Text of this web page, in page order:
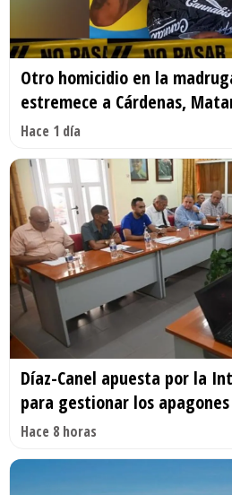
Otro homicidio en la
estremece a Cárdenas,
Hace 1 día
Díaz-Canel apuesta por la
para gestionar los apagones
Hace 8 horas